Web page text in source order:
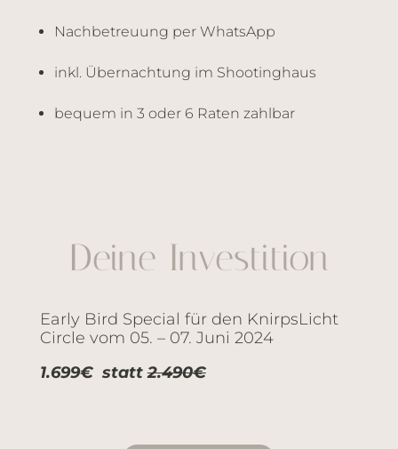
Nachbetreuung per WhatsApp
inkl. Übernachtung im Shootinghaus
bequem in 3 oder 6 Raten zahlbar
Deine Investition
Early Bird Special für den KnirpsLicht
Circle vom 05. – 07. Juni 2024
1.699€ statt2.490€